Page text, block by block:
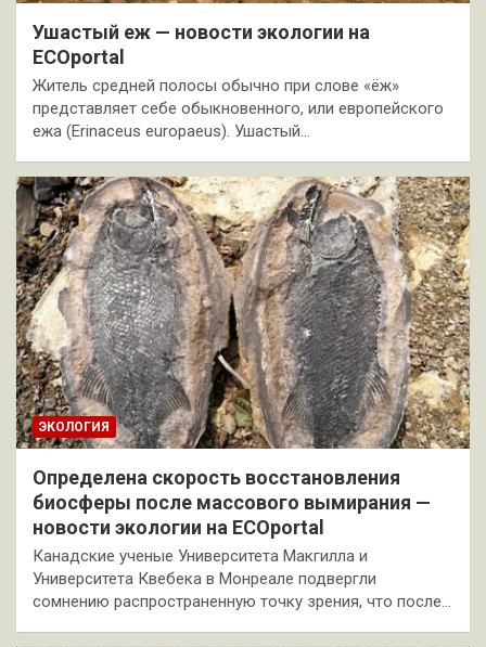
Ушастый еж — новости экологии на
ECOportal
Житель средней полосы обычно при слове «ёж»
представляет себе обыкновенного, или европейского
ежа (Erinaceus europaeus). Ушастый…
ЭКОЛОГИЯ
Определена скорость восстановления
биосферы после массового вымирания —
новости экологии на ECOportal
Канадские ученые Университета Макгилла и
Университета Квебека в Монреале подвергли
сомнению распространенную точку зрения, что после…